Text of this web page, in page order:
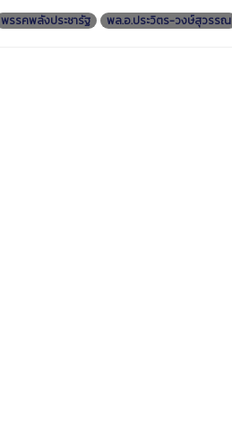
พรรคพลังประชารัฐ พล.อ.ประวิตร​-วงษ์สุวรรณ